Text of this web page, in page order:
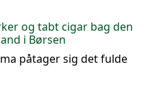
og tabt cigar bag den
i Børsen
påtager sig det fulde